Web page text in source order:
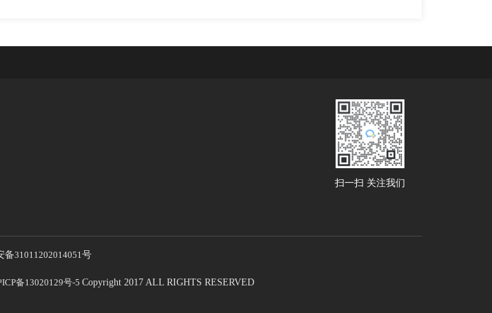
扫一扫 关注我们
备31011202014051号
ICP备13020129号-5 Copyright 2017 ALL RIGHTS RESERVED